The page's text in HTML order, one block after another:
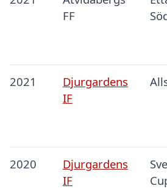
FF
2021
Djurgardens
IF
2020
Djurgardens
IF